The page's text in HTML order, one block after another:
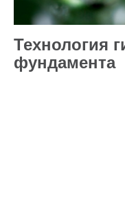
Технология
фундамента